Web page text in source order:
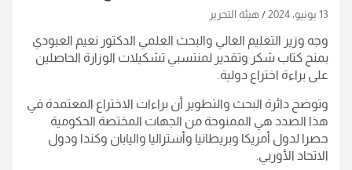
13 يونيو، 2024 هيئة التحرير
وجه وزير التعليم العالي والبحث العلمي الدكتور نعيم العبودي
بمنح كتاب شكر وتقدير لمنتسبي تشكيلات الوزارة الحاصلين
على براءة اختراع دولية.
وتوضح دائرة البحث والتطوير أن براءات الاختراع المعتمدة في
هذا الصدد هي الممنوحة من الجهات المختصة الحكومية
حصرا لدول أمريكا وبريطانيا وأستراليا واليابان وكندا ودول
الاتحاد الأوربي.